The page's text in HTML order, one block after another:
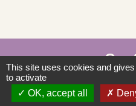
Commune
Place
This site uses cookies and
to activate
OK, accept all